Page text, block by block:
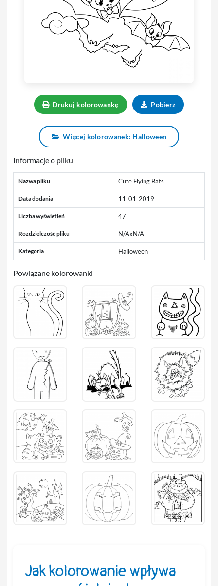
Drukuj kolorowankę Pobierz
Więcej kolorowanek: Halloween
Informacje o pliku
Nazwa pliku Cute Flying Bats
Data dodania 11-01-2019
Liczba wyświetleń 47
Rozdzielczość pliku N/AxN/A
Kategoria Halloween
Powiązane kolorowanki
Jak kolorowanie wpływa